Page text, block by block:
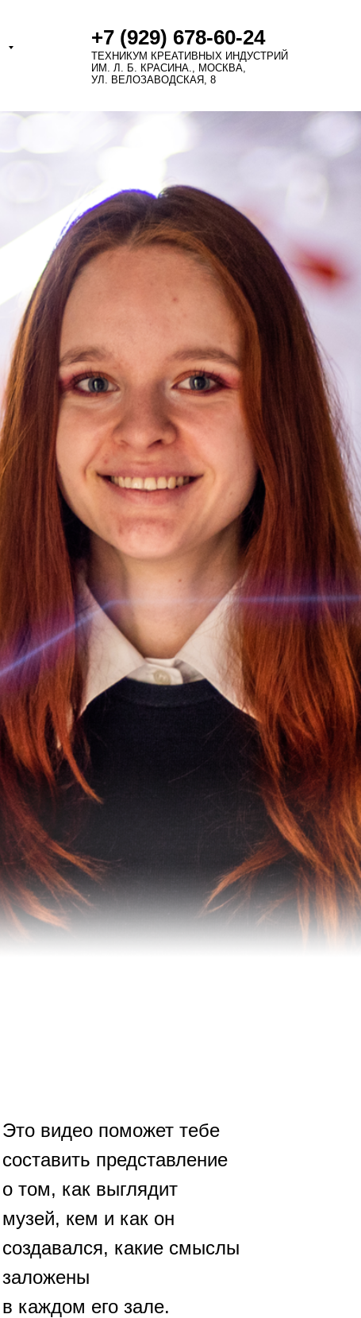
+7 (929) 678-60-24
ТЕХНИКУМ КРЕАТИВНЫХ ИНДУСТРИЙ
ИМ. Л. Б. КРАСИНА., МОСКВА,
УЛ. ВЕЛОЗАВОДСКАЯ, 8
Это видео поможет тебе
составить представление
о том, как выглядит
музей, кем и как он
создавался, какие смыслы
заложены
в каждом его зале.